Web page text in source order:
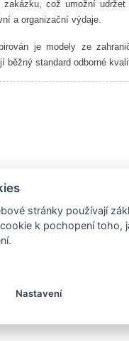
což umožní udržet
a organizační výdaje.
je modely ze
běžný standard odborné
stránky používají
k pochopení toho,
Nastavení